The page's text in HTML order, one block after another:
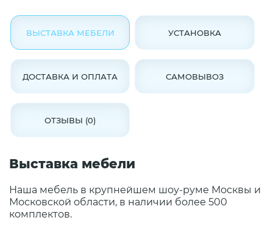
ВЫСТАВКА МЕБЕЛИ УСТАНОВКА
ДОСТАВКА И ОПЛАТА САМОВЫВОЗ
ОТЗЫВЫ (0)
Выставка мебели
Наша мебель в крупнейшем шоу-руме Москвы и
Московской области, в наличии более 500
комплектов.